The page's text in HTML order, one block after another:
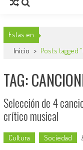
Estas en
Inicio > Posts tagged
TAG:
Selección de 4
crítico musical
Cultura Sociedad